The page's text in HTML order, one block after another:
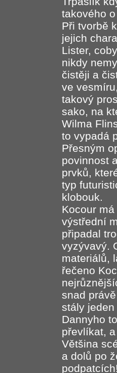
takového
Při tvorbě
jejich
Lister,
nikdy
čistěji a
ve
takový
sako, na
Wilma
to vypadá
Přesným
povinnost
prvků,
typ
klobouk.
Kocour
výstřední
připadal
vyzývavý.
materiálů,
řečeno
snad
stály
Dannyho
převlíkat,
Většina
a dolů po